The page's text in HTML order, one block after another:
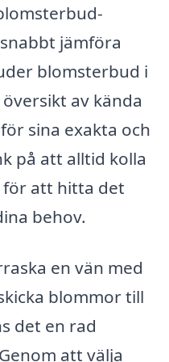
jämföra
blomsterbud i
av kända
sina exakta och
på att alltid kolla
för att hitta det
behov.
en vän med
blommor till
det en rad
att välja